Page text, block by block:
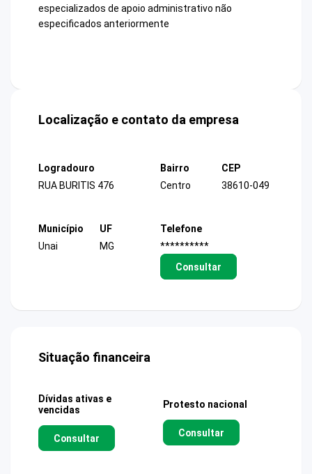
especializados de apoio administrativo não
especificados anteriormente
Localização e contato da empresa
Logradouro
RUA BURITIS 476
Bairro
Centro
CEP
38610-049
Município
Unai
UF
MG
Telefone
**********
Consultar
Situação financeira
Dívidas ativas e
vencidas
Consultar
Protesto nacional
Consultar